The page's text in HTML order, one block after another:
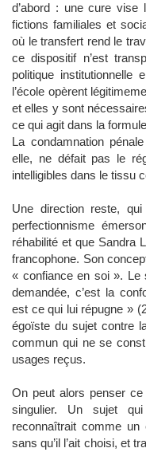
d’abord : une cure vise
fictions familiales et
où le transfert rend le
ce dispositif n’est
politique institutionnelle
l’école opèrent
et elles y sont
ce qui agit dans la
La condamnation
elle, ne défait pas le
intelligibles dans le tissu
Une direction reste,
perfectionnisme
réhabilité et que Sandra
francophone. Son
« confiance en soi ».
demandée, c’est la
est ce qui lui répugne »
égoïste du sujet contre
commun qui ne se
usages reçus.
On peut alors penser
singulier. Un sujet
reconnaîtrait comme
sans qu’il l’ait choisi, et